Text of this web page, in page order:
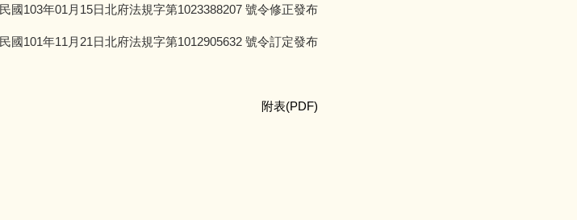
國103年01月15日北府法規字第1023388207 號令修正發布
國101年11月21日北府法規字第1012905632 號令訂定發布
附表(PDF)